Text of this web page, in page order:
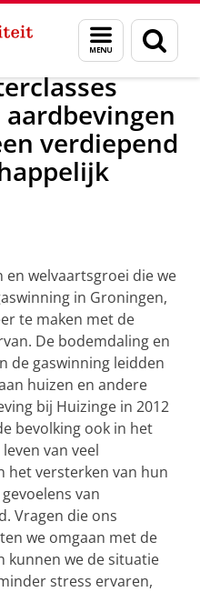
Menu
en
zoeken
Nieuwsberichten
aardbevingen
verdiepend
en welvaartsgroei die we
in Groningen,
te maken met de
De bodemdaling en
de gaswinning leidden
huizen en andere
bij Huizinge in 2012
bevolking ook in het
van veel
het versterken van hun
van
Vragen die ons
we omgaan met de
kunnen we de situatie
stress ervaren,